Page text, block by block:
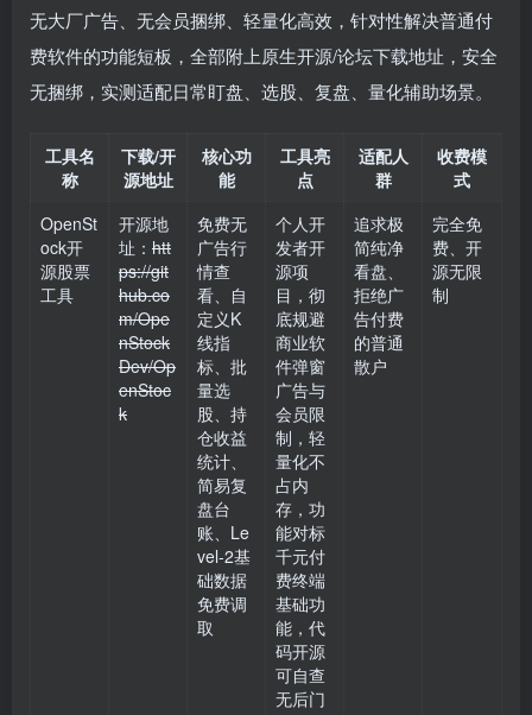
无大厂广告、无会员捆绑、轻量化高效，针对性解决普通付
费软件的功能短板，全部附上原生开源/论坛下载地址，安全
无捆绑，实测适配日常盯盘、选股、复盘、量化辅助场景。
工具名
称
下载/开
源地址
核心功
能
工具亮
点
适配人
群
收费模
式
OpenSt
ock开
源股票
工具
开源地
址： htt
ps://git
hub.co
m/Ope
nStock
Dev/Op
enStoc
k
免费无
广告行
情查
看、自
定义K
线指
标、批
量选
股、持
仓收益
统计、
简易复
盘台
账、Le
vel-2基
础数据
免费调
取
个人开
发者开
源项
目，彻
底规避
商业软
件弹窗
广告与
会员限
制，轻
量化不
占内
存，功
能对标
千元付
费终端
基础功
能，代
码开源
可自查
无后门
追求极
简纯净
看盘、
拒绝广
告付费
的普通
散户
完全免
费、开
源无限
制